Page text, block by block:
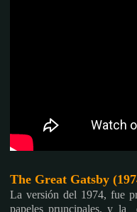
The Great Gatsby
La versión del 1974, fue
papeles pruncipales, y la